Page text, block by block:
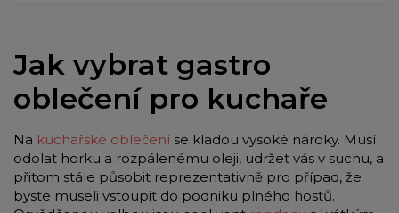
Jak vybrat gastro
oblečení pro kuchaře
Na kuchařské oblečeníse kladou vysoké nároky. Musí
odolat horku a rozpálenému oleji, udržet vás v suchu, a
přitom stále působit reprezentativně pro případ, že
byste museli vstoupit do podniku plného hostů.